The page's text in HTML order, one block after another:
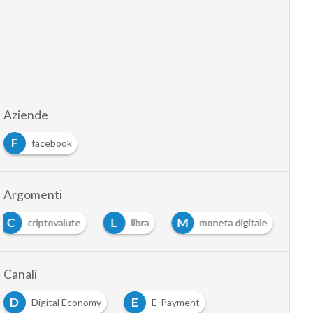
Aziende
F
facebook
Argomenti
C
criptovalute L libra M moneta digitale
Canali
D
Digital Economy E E-Payment